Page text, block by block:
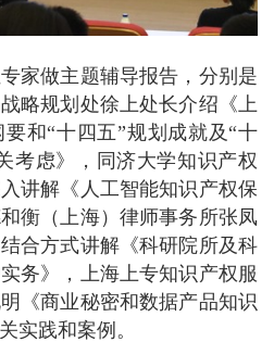
家做主题辅导报告，分别是
略规划处徐上处长介绍《上
和“十四五”规划成就及“十
考虑》，同济大学知识产权
讲解《人工智能知识产权保
衡（上海）律师事务所张凤
合方式讲解《科研院所及科
务》，上海上专知识产权服
《商业秘密和数据产品知识
实践和案例。